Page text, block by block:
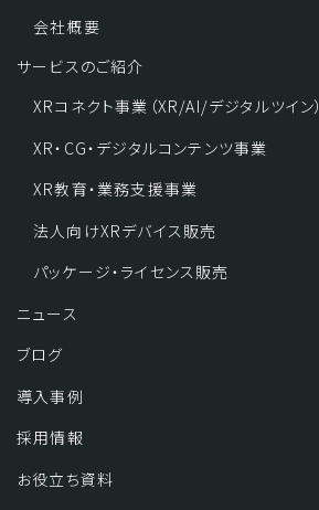
会社概要
サービスのご紹介
XRコネクト事業（XR/AI/デジタルツイン）
XR・CG・デジタルコンテンツ事業
XR教育・業務支援事業
法人向けXRデバイス販売
パッケージ・ライセンス販売
ニュース
ブログ
導入事例
採用情報
お役立ち資料